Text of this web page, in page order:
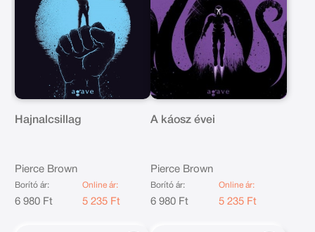
Hajnalcsillag
Pierce Brown
Borító ár:
6 980 Ft
Online ár:
5 235 Ft
A káosz évei
Pierce Brown
Borító ár:
6 980 Ft
Online ár:
5 235 Ft